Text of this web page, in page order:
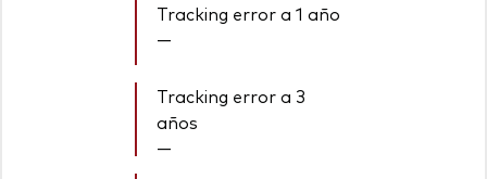
Tracking error a 1 año
—
Tracking error a 3
años
—